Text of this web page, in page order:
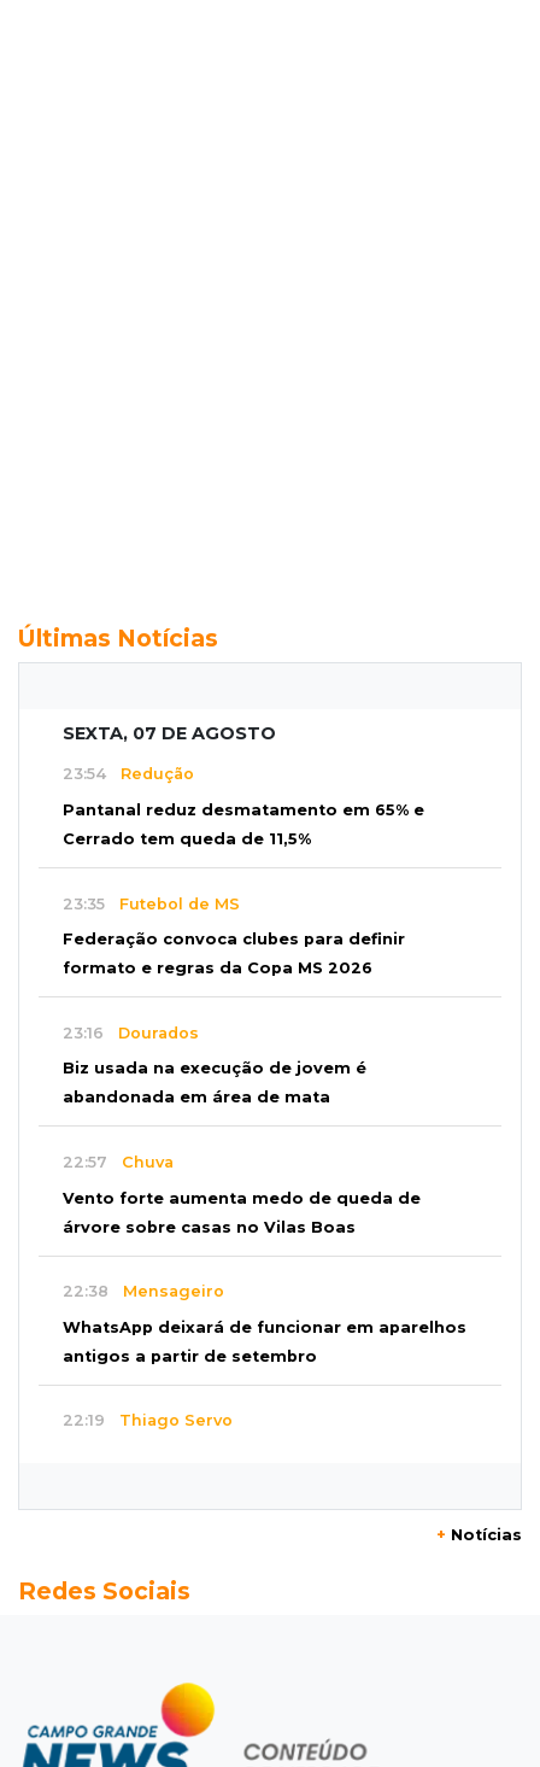
Últimas Notícias
SEXTA, 07 DE AGOSTO
23:54 Redução
Pantanal reduz desmatamento em 65% e
Cerrado tem queda de 11,5%
23:35 Futebol de MS
Federação convoca clubes para definir
formato e regras da Copa MS 2026
23:16 Dourados
Biz usada na execução de jovem é
abandonada em área de mata
22:57 Chuva
Vento forte aumenta medo de queda de
árvore sobre casas no Vilas Boas
22:38 Mensageiro
WhatsApp deixará de funcionar em aparelhos
antigos a partir de setembro
22:19 Thiago Servo
Semana vai começar com 909 novas
Flagrante
Motorista atinge carro parado, perde
retrovisor e foge no Jardim Antártica
+ Notícias
Redes Sociais